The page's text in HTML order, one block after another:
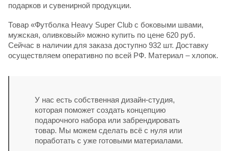
подарков и сувенирной продукции.
Товар «Футболка Heavy Super Club с боковыми швами,
мужская, оливковый» можно купить по цене 620 руб.
Сейчас в наличии для заказа доступно 932 шт. Доставку
осуществляем оперативно по всей РФ. Материал – хлопок.
У нас есть собственная дизайн-студия,
которая поможет создать концепцию
подарочного набора или забрендировать
товар. Мы можем сделать всё с нуля или
поработать с уже готовыми материалами.